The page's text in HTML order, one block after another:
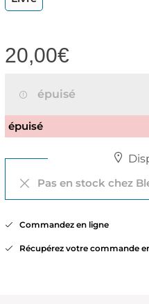
20,00€
épuisé
épuisé
Pas en stock chez
Commandez en ligne
Récupérez votre commande